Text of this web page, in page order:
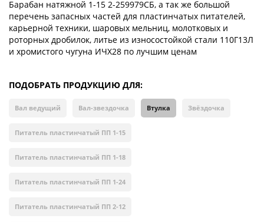
Барабан натяжной 1-15 2-259979СБ, а так же большой
перечень запасных частей для пластинчатых питателей,
карьерной техники, шаровых мельниц, молотковых и
роторных дробилок, литье из износостойкой стали 110Г13Л
и хромистого чугуна ИЧХ28 по лучшим ценам
ПОДОБРАТЬ ПРОДУКЦИЮ ДЛЯ:
Вал ведущий Вал-звездочка Втулка Звёздочка
Питатель пластинчатый ПП 1-15
Питатель пластинчатый ПП 1-18
Питатель пластинчатый ПП 1-24
Питатель пластинчатый ПП 2-12